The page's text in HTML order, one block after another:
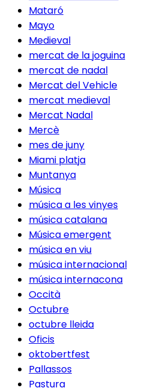
Mataró
Mayo
Medieval
mercat de la joguina
mercat de nadal
Mercat del Vehicle
mercat medieval
Mercat Nadal
Mercè
mes de juny
Miami platja
Muntanya
Música
música a les vinyes
música catalana
Música emergent
música en viu
música internacional
música internacona
Occità
Octubre
octubre lleida
Oficis
oktobertfest
Pallassos
Pastura